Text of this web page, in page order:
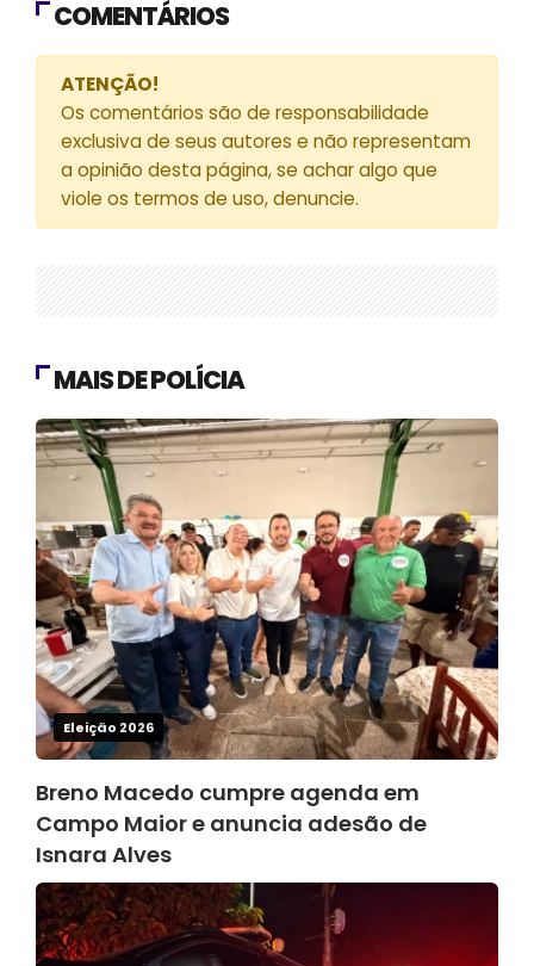
COMENTÁRIOS
ATENÇÃO!
Os comentários são de responsabilidade
exclusiva de seus autores e não representam
a opinião desta página, se achar algo que
viole os termos de uso, denuncie.
MAIS DE POLÍCIA
Eleição 2026
Breno Macedo cumpre agenda em
Campo Maior e anuncia adesão de
Isnara Alves